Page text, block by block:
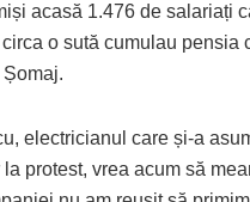
acasă 1.476 de salariați
o sută cumulau pensia
electricianul care și-a
protest, vrea acum să